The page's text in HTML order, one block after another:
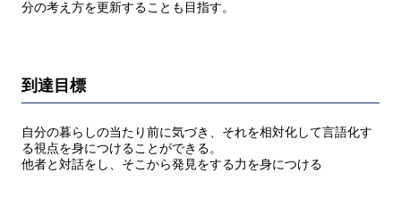
分の考え方を更新することも目指す。
到達目標
自分の暮らしの当たり前に気づき、それを相対化して言語化す
る視点を身につけることができる。
他者と対話をし、そこから発見をする力を身につける